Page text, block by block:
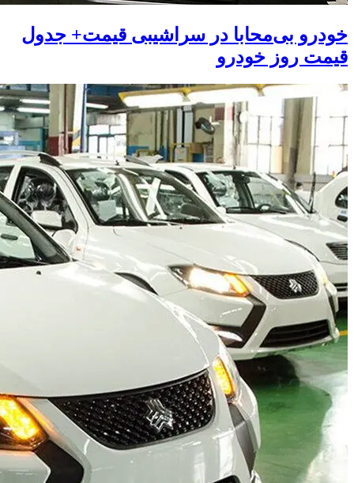
خودرو بی‌محابا در سراشیبی قیمت+ جدول
قیمت روز خودرو